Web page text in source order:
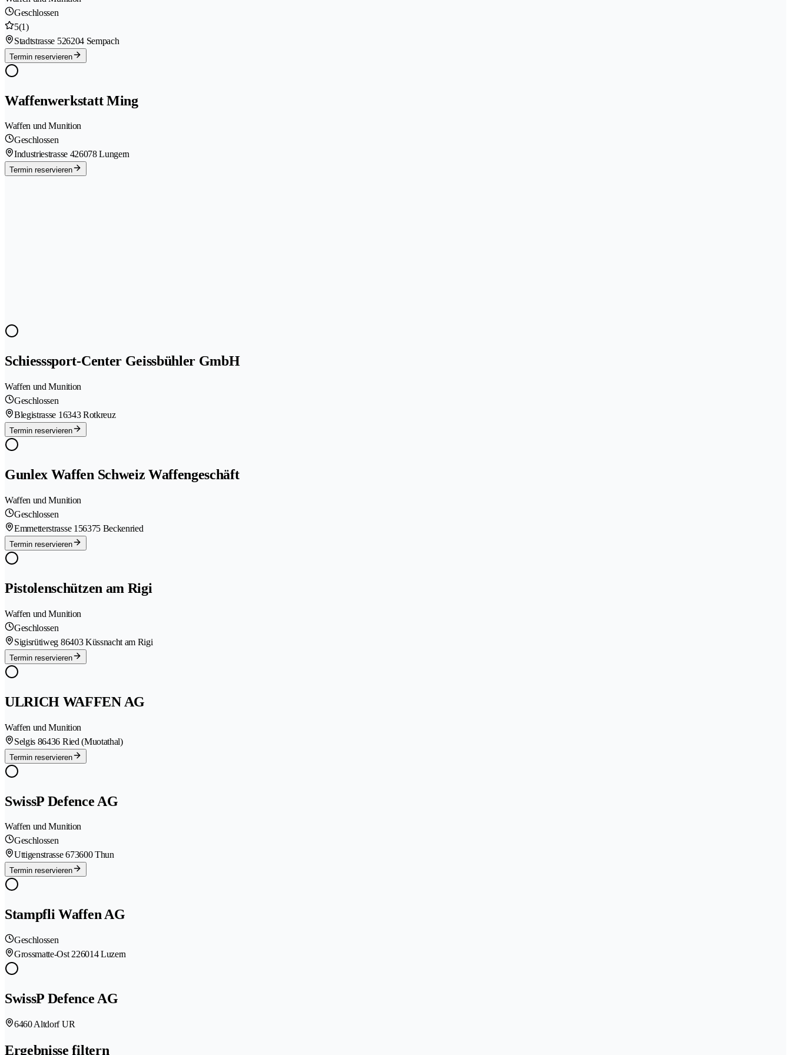
Geschlossen
5(1)
Stadtstrasse 526204 Sempach
Termin reservieren
Waffenwerkstatt Ming
Waffen und Munition
Geschlossen
Industriestrasse 426078 Lungern
Termin reservieren
Schiesssport-Center Geissbühler GmbH
Waffen und Munition
Geschlossen
Blegistrasse 16343 Rotkreuz
Termin reservieren
Gunlex Waffen Schweiz Waffengeschäft
Waffen und Munition
Geschlossen
Emmetterstrasse 156375 Beckenried
Termin reservieren
Pistolenschützen am Rigi
Waffen und Munition
Geschlossen
Sigisrütiweg 86403 Küssnacht am Rigi
Termin reservieren
ULRICH WAFFEN AG
Waffen und Munition
Selgis 86436 Ried (Muotathal)
Termin reservieren
SwissP Defence AG
Waffen und Munition
Geschlossen
Uttigenstrasse 673600 Thun
Termin reservieren
Stampfli Waffen AG
Geschlossen
Grossmatte-Ost 226014 Luzern
SwissP Defence AG
6460 Altdorf UR
Ergebnisse filtern